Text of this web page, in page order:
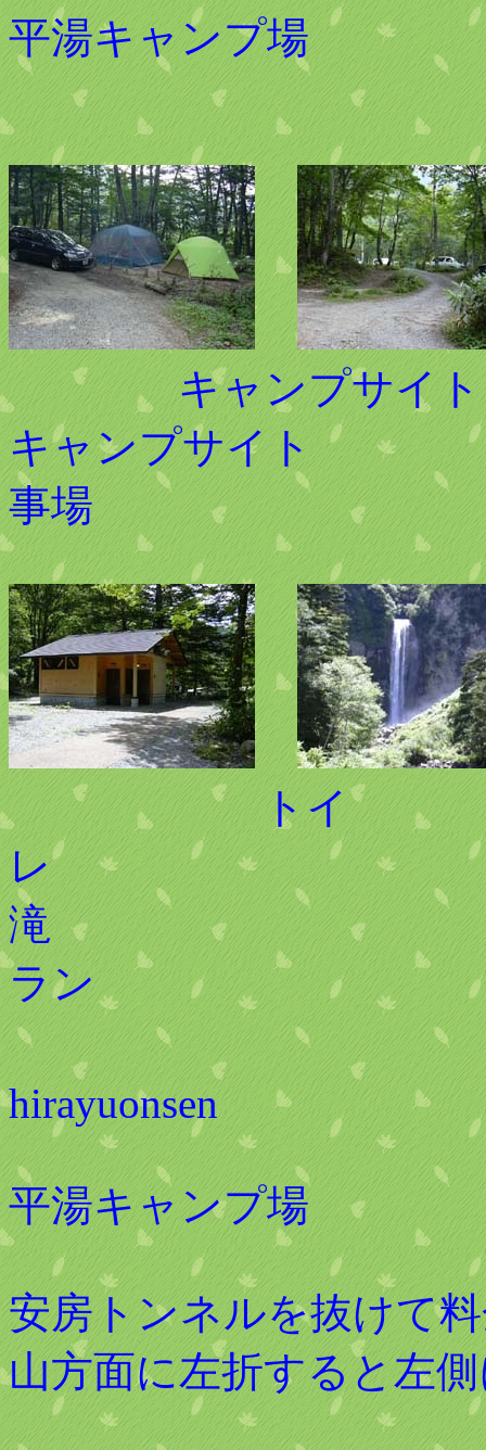
平湯キャンプ場
キャン
キャン
事場
トイ
レ
滝 平湯大
ラン
hirayuonsen
平湯キャンプ場
安房トンネルを抜けて
山方面に左折すると左